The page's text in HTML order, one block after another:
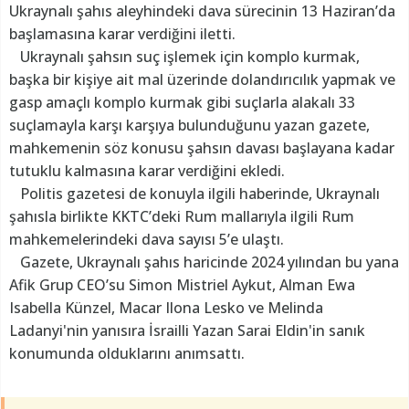
Ukraynalı şahıs aleyhindeki dava sürecinin 13 Haziran’da
başlamasına karar verdiğini iletti.
Ukraynalı şahsın suç işlemek için komplo kurmak,
başka bir kişiye ait mal üzerinde dolandırıcılık yapmak ve
gasp amaçlı komplo kurmak gibi suçlarla alakalı 33
suçlamayla karşı karşıya bulunduğunu yazan gazete,
mahkemenin söz konusu şahsın davası başlayana kadar
tutuklu kalmasına karar verdiğini ekledi.
Politis gazetesi de konuyla ilgili haberinde, Ukraynalı
şahısla birlikte KKTC’deki Rum mallarıyla ilgili Rum
mahkemelerindeki dava sayısı 5’e ulaştı.
Gazete, Ukraynalı şahıs haricinde 2024 yılından bu yana
Afik Grup CEO’su Simon Mistriel Aykut, Alman Ewa
Isabella Künzel, Macar Ilona Lesko ve Melinda
Ladanyi'nin yanısıra İsrailli Yazan Sarai Eldin'in sanık
konumunda olduklarını anımsattı.